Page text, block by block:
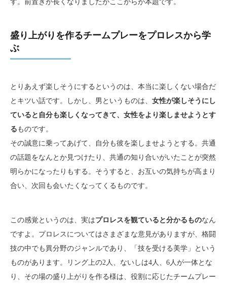
す。前置きが長くなりましたがここからが本題です。
盛り上がりを作るチームプレーをプロレスから学
ぶ
とりあえず楽しそうにするというのは、本当に楽しくない場合だ
とキツい話です。しかし、男というものは、 女性が楽しそうにし
ていると自分も楽しくなってきて、女性をより楽しませようとす
る ものです。
その誠意に乗ってあげて、自分も彼を楽しませようとする。共通
の話題をなんとか見つけたり、共通の知り合いがいたことが突然
明らかになったりもする。そうすると、お互いの気持ちが高まり
合い、次回も会いたくなってくるものです。
この感覚というのは、実はプロレスを観ていると分かるものなん
ですよ。プロレスについてはさまざまな意見がありますが、格闘
技の中でも異分野のジャンルであり、「技を受ける美学」という
ものがあります。リング上の2人、ないしは4人、6人が一体とな
り、その場の盛り上がりを作る様は、役割に応じたチームプレー